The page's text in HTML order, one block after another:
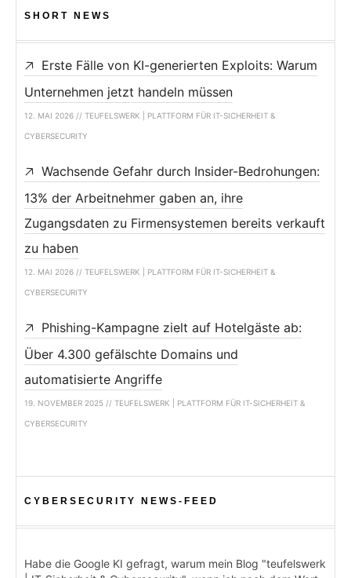
SHORT NEWS
Erste Fälle von KI-generierten Exploits: Warum
Unternehmen jetzt handeln müssen
12. MAI 2026 // TEUFELSWERK | PLATTFORM FÜR IT-SICHERHEIT &
CYBERSECURITY
Wachsende Gefahr durch Insider-Bedrohungen:
13% der Arbeitnehmer gaben an, ihre
Zugangsdaten zu Firmensystemen bereits verkauft
zu haben
12. MAI 2026 // TEUFELSWERK | PLATTFORM FÜR IT-SICHERHEIT &
CYBERSECURITY
Phishing-Kampagne zielt auf Hotelgäste ab:
Über 4.300 gefälschte Domains und
automatisierte Angriffe
19. NOVEMBER 2025 // TEUFELSWERK | PLATTFORM FÜR IT-SICHERHEIT &
CYBERSECURITY
CYBERSECURITY NEWS-FEED
Habe die Google KI gefragt, warum mein Blog "teufelswerk